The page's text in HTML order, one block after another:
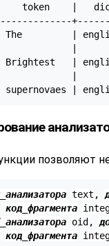
token    |
The         |
|             |
Brightest   |
|             |
позволяют
text ,
код_фрагмента
oid ,
код_фрагмента